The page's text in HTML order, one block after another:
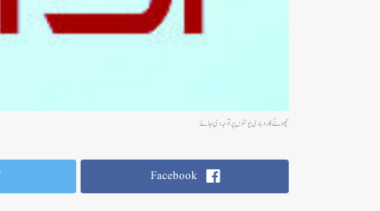
چھوٹے کاروباری یونٹوں پر توجہ دی جائے
Facebook